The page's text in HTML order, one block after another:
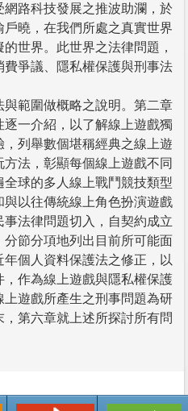
路科技發展之推波助瀾，於
曉，在我們所處之真實世界
世界。此世界之法律問題，
爭議、隱私權保護與刑事法
範圍做概略之說明。第二章
一介紹，以了解線上遊戲獨
列舉數個堪稱經典之線上遊
法，彰顯每個線上遊戲不同
球的多人線上戰鬥競技類型
以往傳統線上角色扮演遊戲
法律問題切入，自契約成立
節分項地列出目前所可能面
個人資料保護法之修正，以
作為線上遊戲與隱私權保護
遊戲所產生之刑事問題為研
第六章就上述所探討所有問